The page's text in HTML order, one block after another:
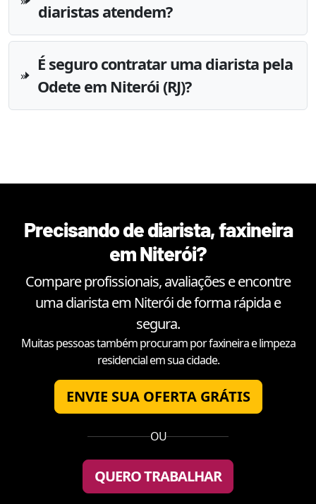
diaristas atendem?
É seguro contratar uma diarista pela
Odete em Niterói (RJ)?
Precisando de diarista, faxineira
emNiterói?
Compare profissionais, avaliações e encontre
uma diarista em Niteróide forma rápida e
segura.
Muitas pessoas também procuram por faxineira e limpeza
residencial em sua cidade.
ENVIE SUA OFERTA GRÁTIS
OU
QUERO TRABALHAR